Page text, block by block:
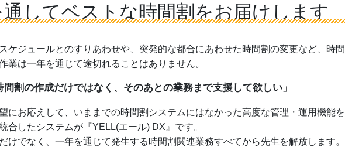
してベストな時間割をお届けします
ケジュールとのすりあわせや、突発的な都合にあわせた時間割の変更など、時間
業は一年を通じて途切れることはありません。
間割の作成だけではなく、そのあとの業務まで支援して欲しい」
にお応えして、いままでの時間割システムにはなかった高度な管理・運用機能を
合したシステムが『YELL(エール) DX』です。
けでなく、一年を通じて発生する時間割関連業務すべてから先生を解放します。